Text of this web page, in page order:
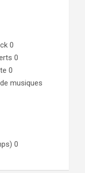
0
0
0
musiques
0